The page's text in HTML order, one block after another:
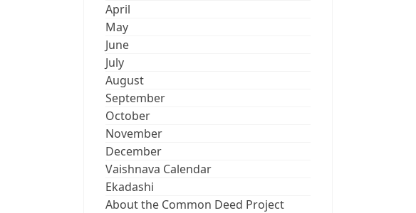
April
May
June
July
August
September
October
November
December
Vaishnava Calendar
Ekadashi
About the Common Deed Project